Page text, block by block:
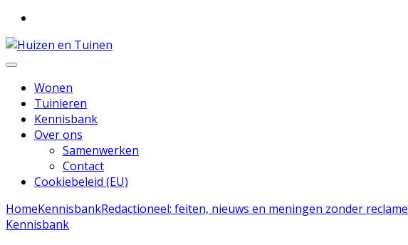
Huizen en Tuinen
Inspiratie voor wonen en tuinieren
Wonen
Tuinieren
Kennisbank
Over ons
Samenwerken
Contact
Cookiebeleid (EU)
HomeKennisbankRedactioneel: feiten, nieuws en meningen zonder reclame
Kennisbank